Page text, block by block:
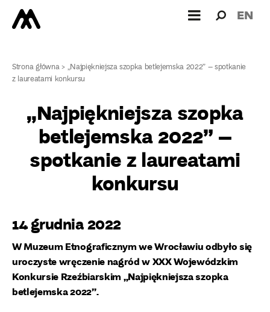
dla: EN
Strona główna>„Najpiękniejsza szopka betlejemska 2022” – spotkanie
z laureatami konkursu
„Najpiękniejsza szopka
betlejemska 2022” –
spotkanie z laureatami
konkursu
14 grudnia 2022
W Muzeum Etnograficznym we Wrocławiu odbyło się
uroczyste wręczenie nagród w XXX Wojewódzkim
Konkursie Rzeźbiarskim „Najpiękniejsza szopka
betlejemska 2022”.